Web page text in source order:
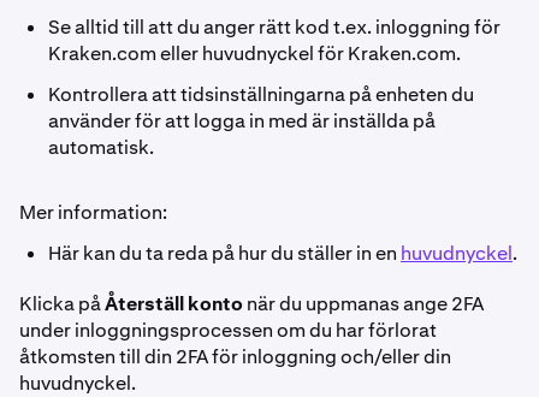
Se alltid till att du anger rätt kod t.ex. inloggning för
Kraken.com eller huvudnyckel för Kraken.com.
Kontrollera att tidsinställningarna på enheten du
använder för att logga in med är inställda på
automatisk.
Mer information:
Här kan du ta reda på hur du ställer in en huvudnyckel.
Klicka påÅterställ konto när du uppmanas ange 2FA
under inloggningsprocessen om du har förlorat
åtkomsten till din 2FA för inloggning och/eller din
huvudnyckel.